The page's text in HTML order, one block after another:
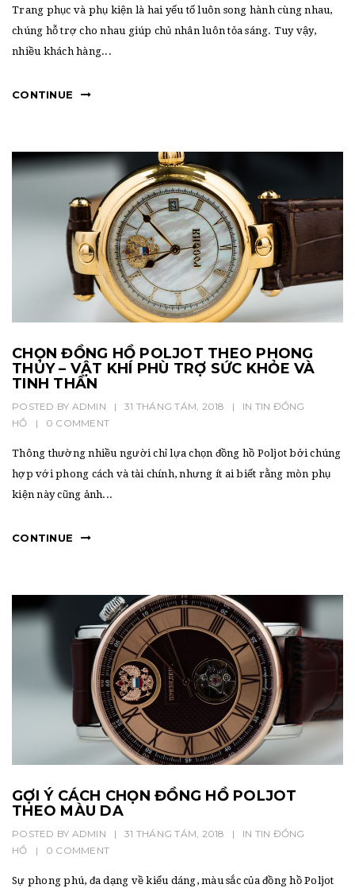
i
o
Trang phục và phụ kiện là hai yếu tố luôn song hành cùng nhau,
chúng hỗ trợ cho nhau giúp chủ nhân luôn tỏa sáng. Tuy vậy,
nhiều khách hàng...
CONTINUE
CHỌN ĐỒNG HỒ POLJOT THEO PHONG
THỦY – VẬT KHÍ PHÙ TRỢ SỨC KHỎE VÀ
TINH THẦN
POSTED BY ADMIN | 31 THÁNG TÁM, 2018 | IN TIN ĐỒNG
HỒ
| 0 COMMENT
Thông thường nhiều người chỉ lựa chọn đồng hồ Poljot bởi chúng
hợp với phong cách và tài chính, nhưng ít ai biết rằng mòn phụ
kiện này cũng ảnh...
CONTINUE
GỢI Ý CÁCH CHỌN ĐỒNG HỒ POLJOT
THEO MÀU DA
POSTED BY ADMIN | 31 THÁNG TÁM, 2018 | IN TIN ĐỒNG
HỒ
| 0 COMMENT
Sự phong phú, đa dạng về kiểu dáng, màu sắc của đồng hồ Poljot